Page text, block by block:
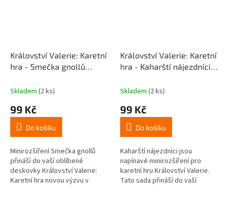
Království Valerie: Karetní
hra - Smečka gnollů
Skladem (2 ks)
99 Kč
Do košíku
Minirozšíření Smečka gnollů
přináší do vaší oblíbené
deskovky Království Valerie:
Karetní hra novou výzvu v
Království Valerie: Karetní
hra - Kaharští nájezdníci
Skladem (2 ks)
99 Kč
Do košíku
Kaharští nájezdníci jsou
napínavé minirozšíření pro
karetní hru Království Valerie.
Tato sada přináší do vaší